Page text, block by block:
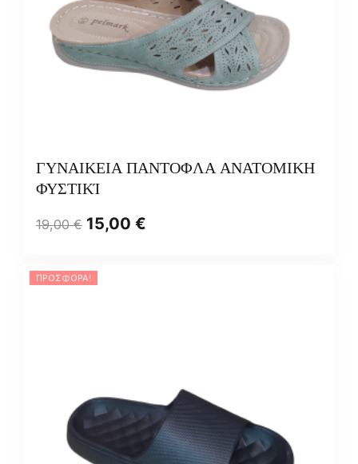
ΓΥΝΑΙΚΕΙΑ ΠΑΝΤΟΦΛΑ ΑΝΑΤΟΜΙΚΗ
ΦΥΣΤΙΚΊ
19,00€ 15,00 €
ΠΡΟΣΦΟΡΆ!